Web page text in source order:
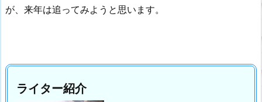
が、来年は追ってみようと思います。
ライター紹介